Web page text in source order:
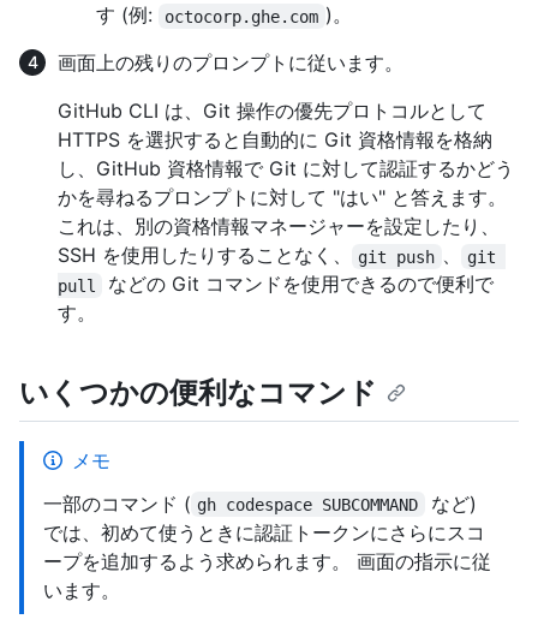
す (例:
octocorp.ghe.com )。
画面上の残りのプロンプトに従います。
GitHub CLI は、Git 操作の優先プロトコルとして
HTTPS を選択すると自動的に Git 資格情報を格納
し、GitHub 資格情報で Git に対して認証するかどう
かを尋ねるプロンプトに対して "はい" と答えます。
これは、別の資格情報マネージャーを設定したり、
SSH を使用したりすることなく、
git push 、
git
pull
などの Git コマンドを使用できるので便利で
す。
いくつかの便利なコマンド
メモ
一部のコマンド ( gh codespace SUBCOMMAND
など)
では、初めて使うときに認証トークンにさらにスコ
ープを追加するよう求められます。 画面の指示に従
います。